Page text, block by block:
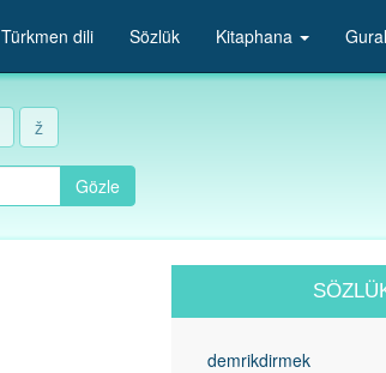
Türkmen dili Sözlük Kitaphana
ž
Gözle
demrikdirmek